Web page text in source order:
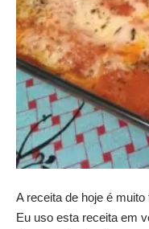
A receita de hoje é
Eu uso esta receita em